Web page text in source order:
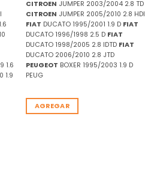
1.6
1.9
CITROEN JUMPER 2003/2004 2.8 TD
CITROEN JUMPER 2005/2010 2.8 HDI
FIAT DUCATO 1995/2001 1.9 D FIAT
DUCATO 1996/1998 2.5 D FIAT
DUCATO 1998/2005 2.8 IDTD FIAT
DUCATO 2006/2010 2.8 JTD
PEUGEOT BOXER 1995/2003 1.9 D
PEUG
AGREGAR